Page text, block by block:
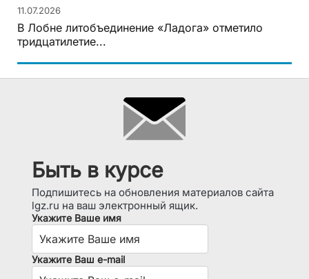
11.07.2026
В Лобне литобъединение «Ладога» отметило
тридцатилетие...
Быть в курсе
Подпишитесь на обновления материалов сайта
lgz.ru на ваш электронный ящик.
Укажите Ваше имя
Укажите Ваш e-mail